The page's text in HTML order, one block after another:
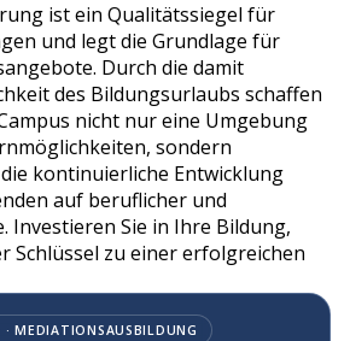
ist ein Qualitätssiegel für
und legt die Grundlage für
Durch die damit
des Bildungsurlaubs schaffen
nicht nur eine Umgebung
sondern
kontinuierliche Entwicklung
auf beruflicher und
Investieren Sie in Ihre Bildung,
Schlüssel zu einer erfolgreichen
MEDIATIONSAUSBILDUNG